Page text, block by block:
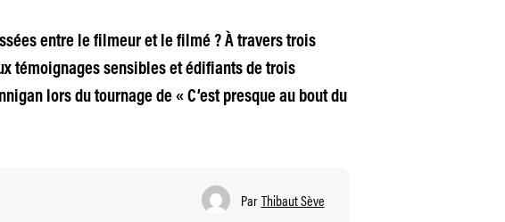
entre le filmeur et le filmé ? À travers trois
témoignages sensibles et édifiants de trois
lors du tournage de « C’est presque au bout du
Par Thibaut Sève